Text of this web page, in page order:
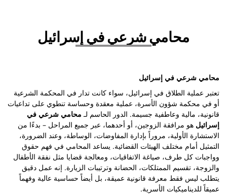
محامي شرعي في إسرائيل
محامي شرعي في إسرائيل
تعتبر عملية الطلاق في إسرائيل، سواء كانت تدار في المحكمة الشرعية
أو في محكمة شؤون الأسرة، عملية معقدة وحساسة تنطوي على تداعيات
قانونية، مالية وعاطفية جسيمة. الدور الحاسم لـ محامي شرعي في
إسرائيل هو مرافقة الزوجين، أو أحدهما، عبر جميع المراحل – بدءًا من
الاستشارة الأولية، مروراً بإدارة المفاوضات، الوساطة، وعند الضرورة،
التمثيل أمام مختلف الهيئات القضائية. يساعد المحامي في فهم حقوق
وواجبات كل طرف، صياغة الاتفاقيات، ومعالجة قضايا مثل نفقة الأطفال
والزوجة، تقسيم الممتلكات، الحضانة وترتيبات الزيارة. إنه عمل دقيق
يتطلب ليس فقط معرفة قانونية عميقة، بل أيضاً حساسية عالية وفهماً
عميقاً للديناميكيات الأسرية.